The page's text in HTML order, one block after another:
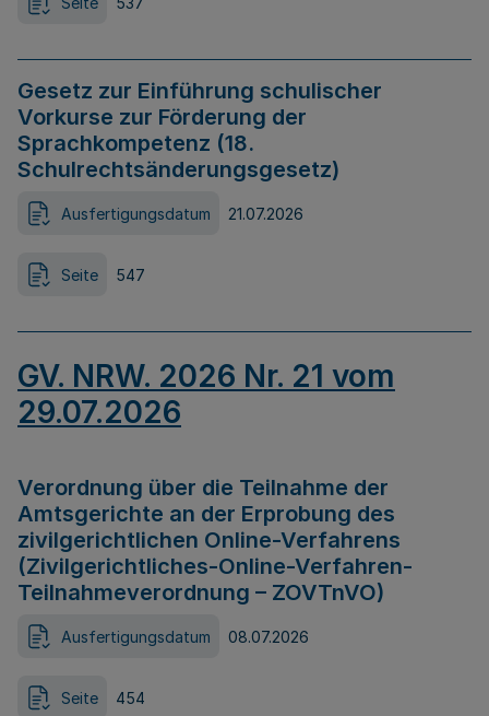
Gesetz zur Einführung schulischer
Vorkurse zur Förderung der
Sprachkompetenz (18.
Schulrechtsänderungsgesetz)
Ausfertigungsdatum 21.07.2026
Seite 547
GV. NRW. 2026 Nr. 21 vom
29.07.2026
Verordnung über die Teilnahme der
Amtsgerichte an der Erprobung des
zivilgerichtlichen Online-Verfahrens
(Zivilgerichtliches-Online-Verfahren-
Teilnahmeverordnung – ZOVTnVO)
Ausfertigungsdatum 08.07.2026
Seite 454